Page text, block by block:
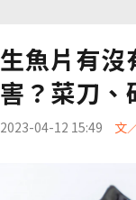
生魚片有沒
害？菜刀、
2023-04-12 15:49 文